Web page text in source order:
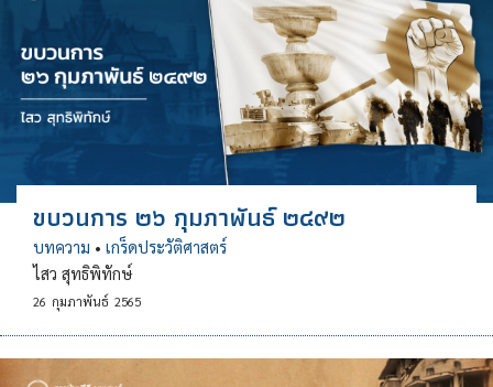
ขบวนการ ๒๖ กุมภาพันธ์ ๒๔๙๒
บทความ • เกร็ดประวัติศาสตร์
ไสว สุทธิพิทักษ์
26 กุมภาพันธ์ 2565